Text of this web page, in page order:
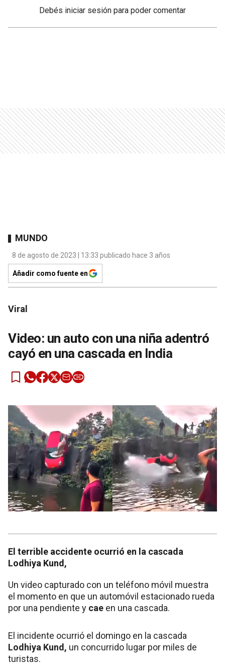
Debés iniciar sesión para poder comentar
MUNDO
8 de agosto de 2023 | 13:33 publicado hace 3 años
Añadir como fuente en
Viral
Video: un auto con una niña adentró
cayó en una cascada en India
El terrible accidente ocurrió en la cascada
Lodhiya Kund,
Un video capturado con un teléfono móvil muestra
el momento en que un automóvil estacionado rueda
por una pendiente y cae en una cascada.
El incidente ocurrió el domingo en la cascada
Lodhiya Kund, un concurrido lugar por miles de
turistas.